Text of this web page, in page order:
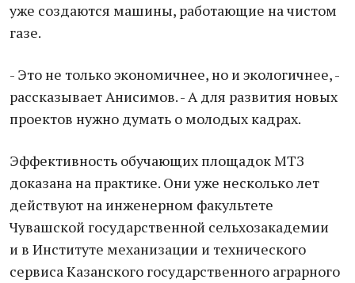
уже создаются машины, работающие на чистом
газе.
- Это не только экономичнее, но и экологичнее, -
рассказывает Анисимов. - А для развития новых
проектов нужно думать о молодых кадрах.
Эффективность обучающих площадок МТЗ
доказана на практике. Они уже несколько лет
действуют на инженерном факультете
Чувашской государственной сельхозакадемии
и в Институте механизации и технического
сервиса Казанского государственного аграрного